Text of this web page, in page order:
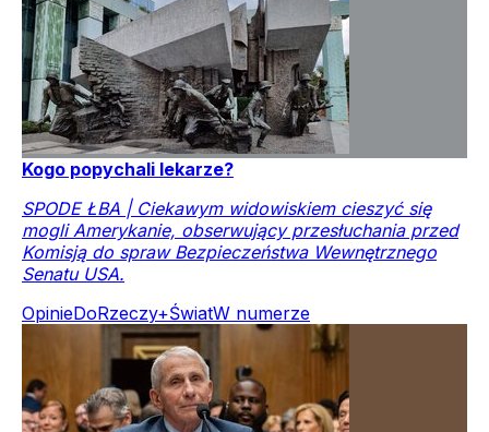
Kogo popychali lekarze?
SPODE ŁBA | Ciekawym widowiskiem cieszyć się
mogli Amerykanie, obserwujący przesłuchania przed
Komisją do spraw Bezpieczeństwa Wewnętrznego
Senatu USA.
OpinieDoRzeczy+ŚwiatW numerze